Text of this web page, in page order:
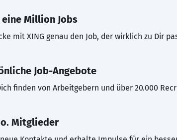
eine Million Jobs
mit XING genau den Job, der wirklich zu Dir
Job-Angebote
finden von Arbeitgebern und über 20.000
Mitglieder